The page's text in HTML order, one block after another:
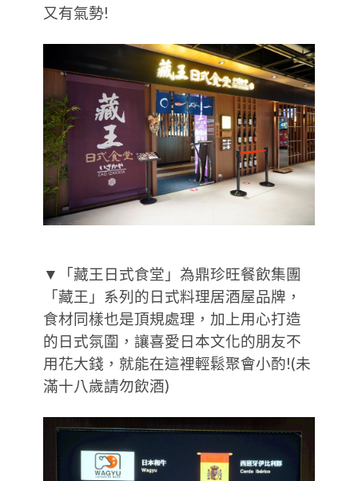
又有氣勢!
▼「藏王日式食堂」為鼎珍旺餐飲集團
「藏王」系列的日式料理居酒屋品牌，
食材同樣也是頂規處理，加上用心打造
的日式氛圍，讓喜愛日本文化的朋友不
用花大錢，就能在這裡輕鬆聚會小酌!(未
滿十八歲請勿飲酒)